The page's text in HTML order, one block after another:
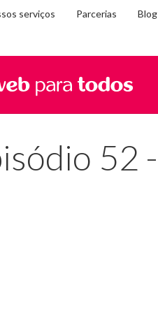
serviços Parcerias Blog
da inclusão
52